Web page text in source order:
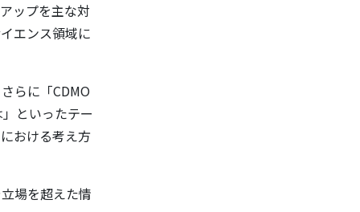
ップを主な対
エンス領域に
らに「CDMO
といったテー
おける考え方
場を超えた情